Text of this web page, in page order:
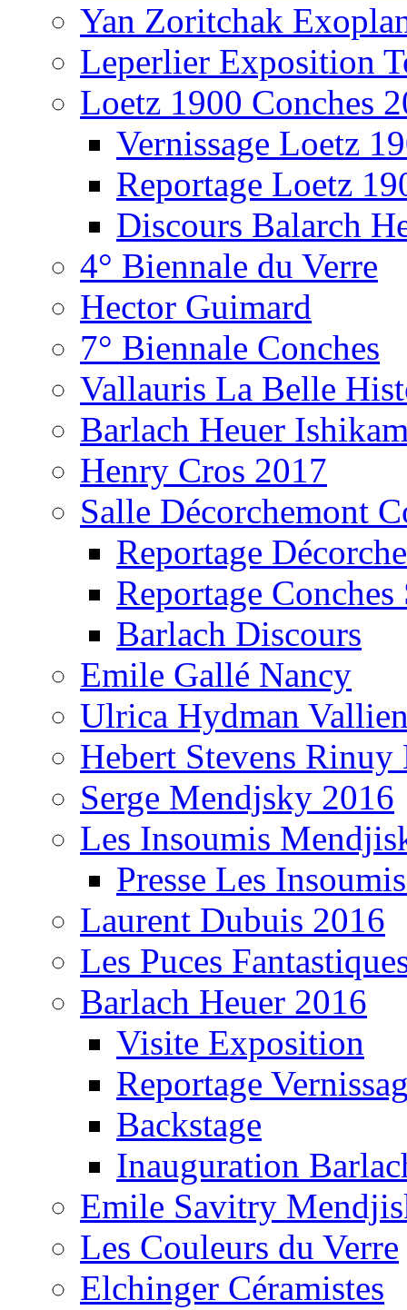
Yan Zoritchak
Leperlier Exposition
Loetz 1900 Conches
Vernissage Loetz
Reportage Loetz
Discours Balarch
4° Biennale du Verre
Hector Guimard
7° Biennale Conches
Vallauris La Belle
Barlach Heuer
Henry Cros 2017
Salle Décorchemont
Reportage
Reportage Conches
Barlach Discours
Emile Gallé Nancy
Ulrica Hydman
Hebert Stevens Rinuy
Serge Mendjsky 2016
Les Insoumis
Presse Les
Laurent Dubuis 2016
Les Puces
Barlach Heuer 2016
Visite Exposition
Reportage
Backstage
Inauguration
Emile Savitry
Les Couleurs du Verre
Elchinger Céramistes